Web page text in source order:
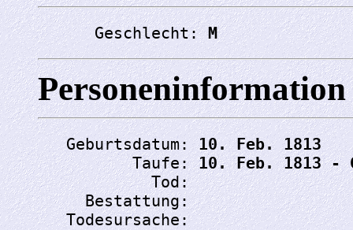
      Geschlecht:
M
Personeninformation
   Geburtsdatum:
10. Feb. 1813
          Taufe:
10. Feb. 1813 -
            Tod:
     Bestattung:
   Todesursache: